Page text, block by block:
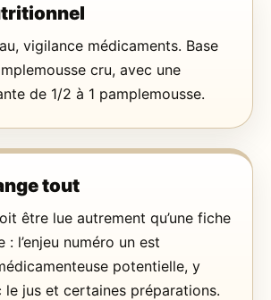
vigilance médicaments. Base
cru, avec une
de 1/2 à 1 pamplemousse.
tout
être lue autrement qu’une fiche
l’enjeu numéro un est
potentielle, y
le jus et certaines préparations.